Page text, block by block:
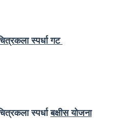
स्पर्धा गट
स्पर्धाबक्षीस योजना